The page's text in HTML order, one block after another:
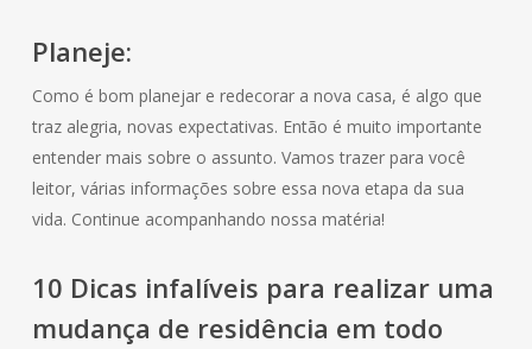
Planeje:
Como é bom planejar e redecorar a nova casa, é algo que
traz alegria, novas expectativas. Então é muito importante
entender mais sobre o assunto. Vamos trazer para você
leitor, várias informações sobre essa nova etapa da sua
vida. Continue acompanhando nossa matéria!
10 Dicas infalíveis para realizar uma
mudança de residência em todo